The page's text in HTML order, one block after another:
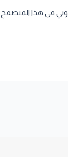
في هذا